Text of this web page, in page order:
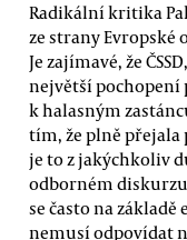
Radikální kritika
ze strany Evropské
Je zajímavé, že
největší
k halasným
tím, že plně přejala
je to z jakýchkoliv
odborném diskurzu
se často na
nemusí odpovídat